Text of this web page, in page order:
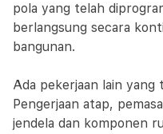
pola yang telah
berlangsung secara
bangunan.
Ada pekerjaan lain yang
Pengerjaan atap,
jendela dan komponen